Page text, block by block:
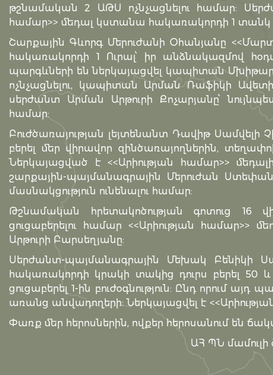
թշնամական 2 ԱԹՍ ոչնչացնելու համար:
համար>> մեդալ կստանա հակառակորդի 1 տանկ
Շարքային Գևորգ Մերուժանի Օհանյանը
հակառակորդի 1 Ուրալ՝ իր անձնակազմով
պարգևների են ներկայացվել կապիտան Մխիթար
ոչնչացնելու, կապիտան Արման Ռաֆիկի
սերժանտ Արման Արթուրի Քոչարյանը՝
համար:
Բուժծառայության լեյտենանտ Դավիթ Սամվելի
բերել մեր վիրավոր զինծառայողներին,
Ներկայացված է <<Արիության համար>>
շարքային-պայմանագրային Մերուժան Ստեփանի
մասնակցություն ունենալու համար:
Թշնամական հրետակոծության գոտուց 16
ցուցաբերելու համար <<Արիության
Արթուրի Բարսեղյանը:
Սերժանտ-պայմանագրային Մեխակ Բենիկի
հակառակորդի կրակի տակից դուրս բերել 50
ցուցաբերել 1-ին բուժօգնություն: Ընդ որում
առանց անվադողերի: Ներկայացվել է
Փառք մեր հերոսներին, ովքեր հերոսանում են
ԱՀ ՊՆ մամուլի